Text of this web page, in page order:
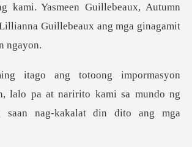
Autumn
Guillebea
lalo pa at naririto kami sa mundo ng